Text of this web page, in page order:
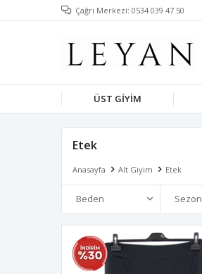
Çağrı Merkezi: 0534 039 47 50
ÜST GIYIM
Etek
Anasayfa Alt Giyim Etek
Beden Sezon